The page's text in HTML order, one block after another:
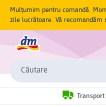
Mulțumim pentru comandă.
zile lucrătoare. Vă recomandăm
Căutare